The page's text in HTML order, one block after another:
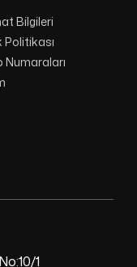
1
Bilgileri
Politikası
Numaraları